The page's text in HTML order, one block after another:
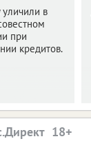
в
при
кредитов.